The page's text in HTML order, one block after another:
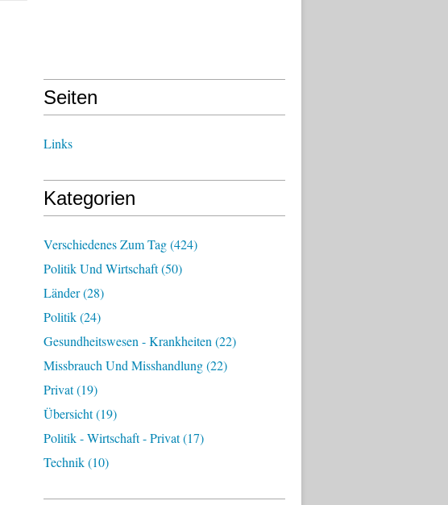
Seiten
Links
Kategorien
Verschiedenes Zum Tag(424)
Politik Und Wirtschaft(50)
Länder(28)
Politik(24)
Gesundheitswesen - Krankheiten (22)
Missbrauch Und Misshandlung(22)
Privat(19)
Übersicht(19)
Politik - Wirtschaft - Privat(17)
Technik(10)